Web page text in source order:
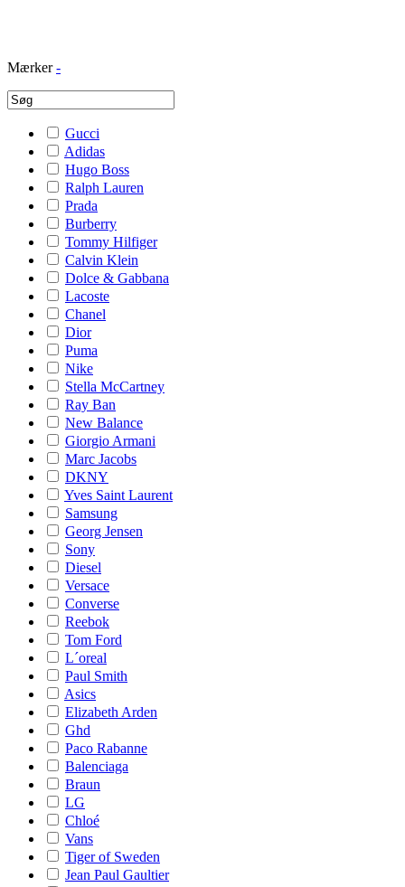
Mærker -
Gucci
Adidas
Hugo Boss
Ralph Lauren
Prada
Burberry
Tommy Hilfiger
Calvin Klein
Dolce & Gabbana
Lacoste
Chanel
Dior
Puma
Nike
Stella McCartney
Ray Ban
New Balance
Giorgio Armani
Marc Jacobs
DKNY
Yves Saint Laurent
Samsung
Georg Jensen
Sony
Diesel
Versace
Converse
Reebok
Tom Ford
L´oreal
Paul Smith
Asics
Elizabeth Arden
Ghd
Paco Rabanne
Balenciaga
Braun
LG
Chloé
Vans
Tiger of Sweden
Jean Paul Gaultier